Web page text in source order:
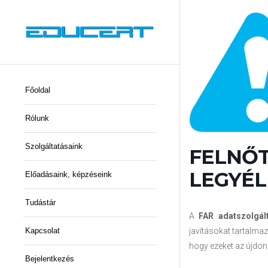
Főoldal
Rólunk
Szolgáltatásaink
Előadásaink, képzéseink
Tudástár
Kapcsolat
Bejelentkezés
A
FAR
javításokat
hogy ezeket az